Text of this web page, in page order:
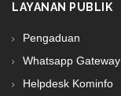
LAYANAN PUBLIK
Pengaduan
Whatsapp Gateway
Helpdesk Kominfo